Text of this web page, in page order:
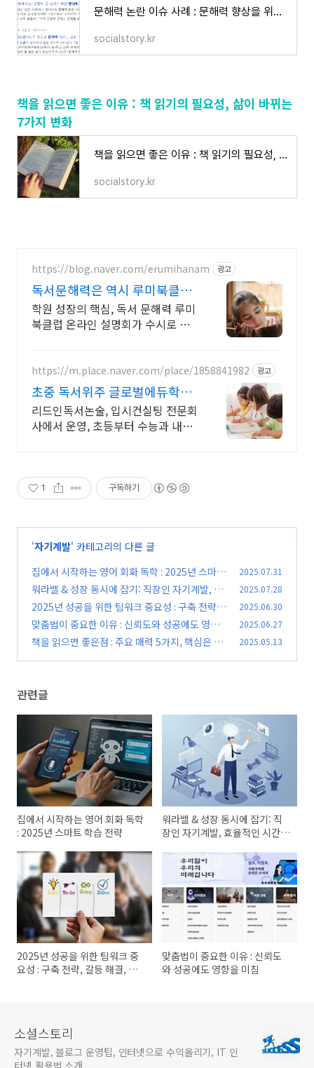
문해력 논란 이슈 사례 : 문해력 향상을 위한 실질적 방법
socialstory.kr
책을 읽으면 좋은 이유 : 책 읽기의 필요성, 삶이 바뀌는
7가지 변화
책을 읽으면 좋은 이유 : 책 읽기의 필요성, 삶이 바뀌는 7가지 변화
socialstory.kr
https://blog.naver.com/erumihanam 광고
독서문해력은 역시 루미북클럽
교육사업의 기초 경쟁력
학원 성장의 핵심, 독서 문해력 루미
북클럽 온라인 설명회가 수시로 진
문해력, 글쓰기 완성
https://m.place.naver.com/place/1858841982 광고
초중 독서위주 글로벌에듀학원
자체 학습관, 코칭센터 운영
리드인독서논술, 입시컨실팅 전문회
사에서 운영, 초등부터 수능과 내신
1 구독하기
'자기계발' 카테고리의 다른 글
집에서 시작하는 영어 회화 독학 : 2025년 스마트
학습 전략
(0)
2025.07.31
워라밸 & 성장 동시에 잡기: 직장인 자기계발, 효
율적인 시간 관리 전략 5단계 (0)
2025.07.28
2025년 성공을 위한 팀워크 중요성 : 구축 전략,
갈등 해결, 실천 팁
(0)
2025.06.30
맞춤법이 중요한 이유 : 신뢰도와 성공에도 영향
을 미침
(0)
2025.06.27
책을 읽으면 좋은점 : 주요 매력 5가지, 핵심은 변
2025.05.13
관련글
집에서 시작하는 영어 회화 독학
: 2025년 스마트 학습 전략
워라밸 & 성장 동시에 잡기: 직
장인 자기계발, 효율적인 시간
2025년 성공을 위한 팀워크 중
요성 : 구축 전략, 갈등 해결, 실
맞춤법이 중요한 이유 : 신뢰도
와 성공에도 영향을 미침
소셜스토리
자기계발, 블로그 운영팁, 인터넷으로 수익올리기, IT 인